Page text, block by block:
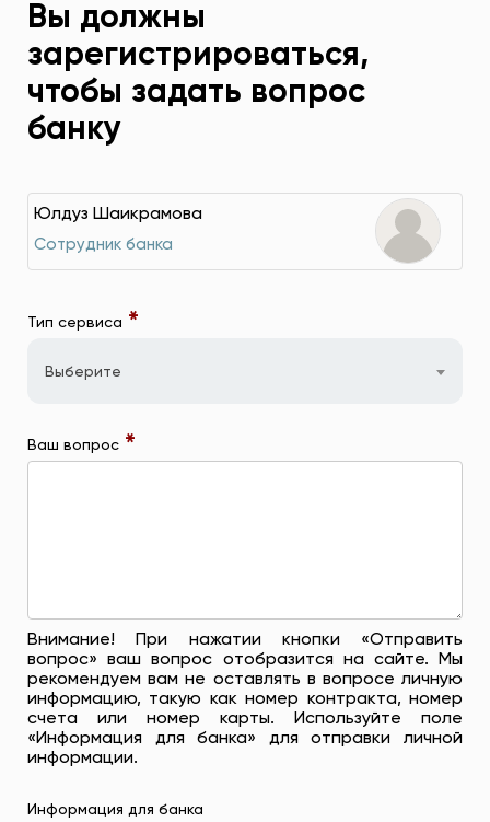
Вы должны
зарегистрироваться,
чтобы задать вопрос
банку
Юлдуз Шаикрамова
Сотрудник банка
Тип сервиса *
Выберите
Ваш вопрос *
Внимание! При нажатии кнопки «Отправить
вопрос» ваш вопрос отобразится на сайте. Мы
рекомендуем вам не оставлять в вопросе личную
информацию, такую ​​как номер контракта, номер
счета или номер карты. Используйте поле
«Информация для банка» для отправки личной
информации.
Информация для банка